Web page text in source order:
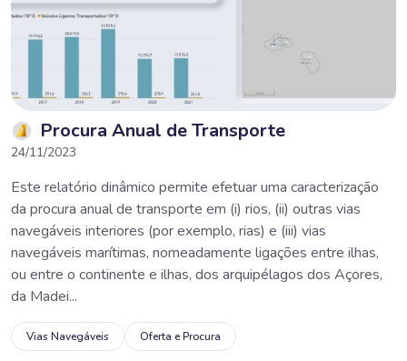
Procura Anual de Transporte
24/11/2023
Este relatório dinâmico permite efetuar uma caracterização
da procura anual de transporte em (i) rios, (ii) outras vias
navegáveis interiores (por exemplo, rias) e (iii) vias
navegáveis marítimas, nomeadamente ligações entre ilhas,
ou entre o continente e ilhas, dos arquipélagos dos Açores,
da Madei...
Vias Navegáveis Oferta e Procura